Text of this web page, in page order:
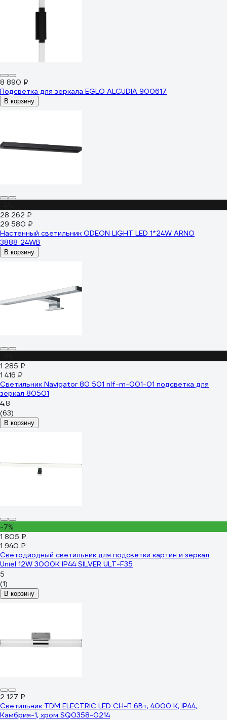
8 890 ₽
Подсветка для зеркала EGLO ALCUDIA 900617
В корзину
28 262 ₽
29 580 ₽
Настенный светильник ODEON LIGHT LED 1*24W ARNO
3888_24WB
В корзину
1 285 ₽
1 416 ₽
Светильник Navigator 80 501 nlf-m-001-01 подсветка для
зеркал 80501
4.8
(63)
В корзину
-7%
1 805 ₽
1 940 ₽
Светодиодный светильник для подсветки картин и зеркал
Uniel 12W 3000K IP44 SILVER ULT-F35
5
(1)
В корзину
2 127 ₽
Светильник TDM ELECTRIC LED CH-П 6Вт, 4000 К, IP44,
Камбрия-1, хром SQ0358-0214